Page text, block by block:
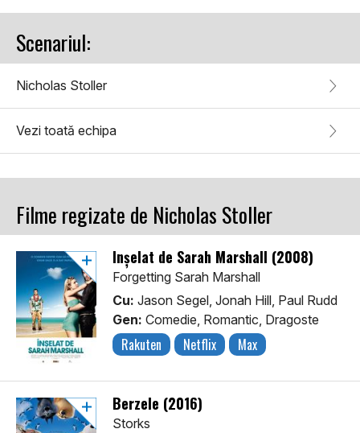
Scenariul:
Nicholas Stoller
Vezi toată echipa
Filme regizate de Nicholas Stoller
Înșelat de Sarah Marshall (2008)
Forgetting Sarah Marshall
Cu: Jason Segel, Jonah Hill, Paul Rudd
Gen: Comedie, Romantic, Dragoste
Rakuten Netflix Max
Berzele (2016)
Storks